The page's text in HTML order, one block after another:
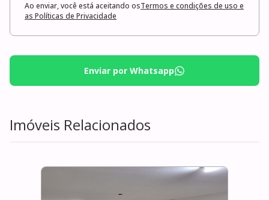
Ao enviar, você está aceitando osTermos e condições de uso e
as Políticas de Privacidade
Enviar por Whatsapp
Imóveis Relacionados